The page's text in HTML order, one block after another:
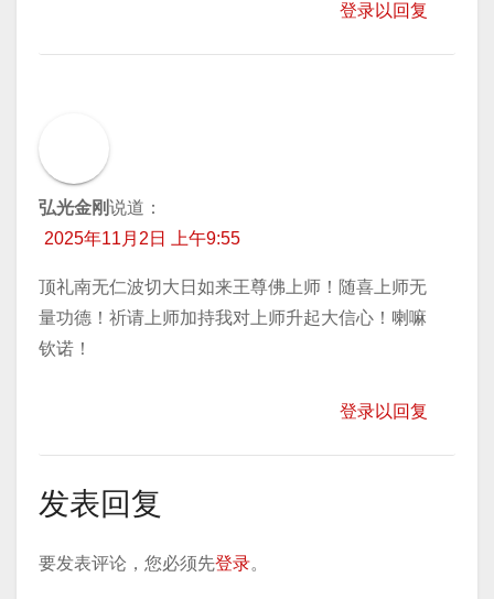
登录以回复
弘光金刚说道：
2025年11月2日 上午9:55
顶礼南无仁波切大日如来王尊佛上师！随喜上师无
量功德！祈请上师加持我对上师升起大信心！喇嘛
钦诺！
登录以回复
发表回复
要发表评论，您必须先登录。